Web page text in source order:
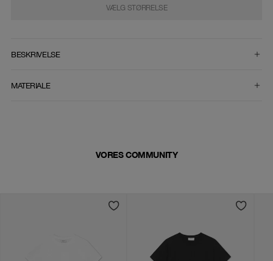
VÆLG STØRRELSE
BESKRIVELSE
MATERIALE
VORES COMMUNITY